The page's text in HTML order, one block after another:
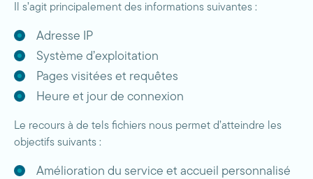
Il s’agit principalement des informations suivantes :
Adresse IP
Système d’exploitation
Pages visitées et requêtes
Heure et jour de connexion
Le recours à de tels fichiers nous permet d’atteindre les
objectifs suivants :
Amélioration du service et accueil personnalisé